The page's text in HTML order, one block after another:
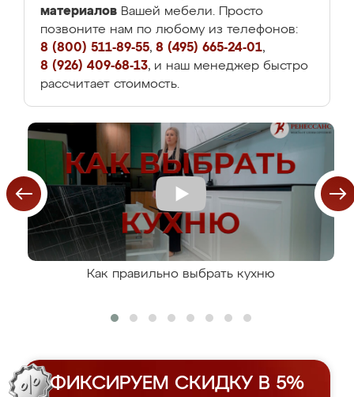
материалов Вашей мебели. Просто
позвоните нам по любому из телефонов:
8 (800) 511-89-55, 8 (495) 665-24-01,
8 (926) 409-68-13, и наш менеджер быстро
рассчитает стоимость.
Как правильно выбрать кухню
ФИКСИРУЕМ СКИДКУ В 5%